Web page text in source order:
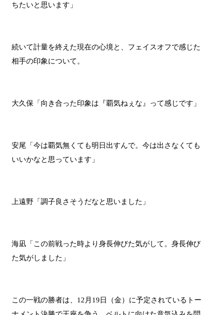
ちたいと思います」
続いて計量を終えた現在の心境と、フェイスオフで感じた
相手の印象について。
大久保「向き合った印象は『覇気ねぇな』って感じです」
安尾「今は覇気無くても明日出すんで。今は出さなくても
いいかなと思っています」
上遠野「調子良さそうだなと思いました」
海凪「この前戦った時より身長伸びた気がして。身長伸び
た気がしました」
この一戦の勝者は、12月19日（金）に予定されているトー